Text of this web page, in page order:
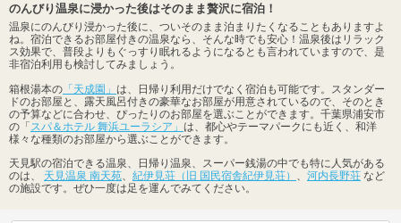
のんびり温泉に浸かった後はそのまま贅沢に宿泊！
温泉にのんびり浸かった後に、ついそのまま泊まりたくなることもありますよ
ね。宿泊できるお部屋付きの温泉なら、そんな時でも安心！温泉後はリラック
ス効果で、普段よりもぐっすり眠れるようになるとも言われていますので、是
非宿泊利用も検討してみましょう。
箱根湯本の 「天成園」 は、日帰り利用だけでなく宿泊も可能です。スタンダー
ドのお部屋と、露天風呂付きの豪華なお部屋が用意されているので、そのとき
の予算などに合わせ、ぴったりのお部屋を選ぶことができます。千葉県浦安市
の「スパ＆ホテル 舞浜ユーラシア」 は、都心やテーマパークにも近く、和洋
様々な種類のお部屋から選ぶことができます。
天見駅の宿泊できる温泉、日帰り温泉、スーパー銭湯の中でも特に人気がある
のは、 天見温泉 南天苑、 紀伊見荘（旧 国民宿舎紀伊見荘） 、 河内長野荘 など
の施設です。ぜひ一度は足を運んでみてください。